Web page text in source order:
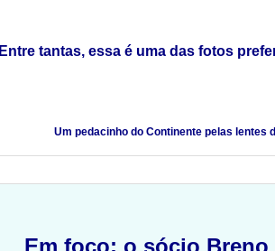
Entre tantas, essa é uma das fotos
Um pedacinho do Continente pelas lentes
Em foco: o sócio Breno